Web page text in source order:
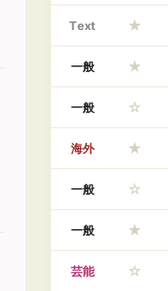
Text ★
一般 ★
一般 ☆
海外 ★
一般 ☆
一般 ★
芸能 ☆